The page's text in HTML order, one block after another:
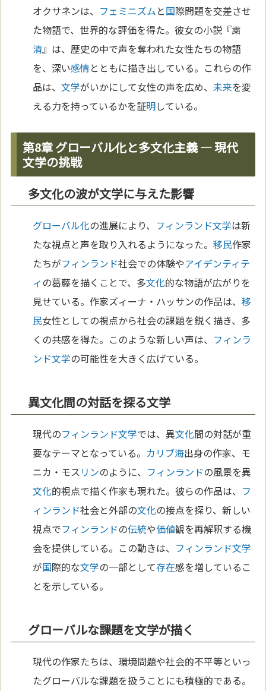
オクサネンは、 フェミニズムと国際問題を交差させ
た物語で、世界的な評価を得た。彼女の小説『粛
清』は、歴史の中で声を奪われた女性たちの物語
を、深い感情とともに描き出している。これらの作
品は、文学がいかにして女性の声を広め、未来を変
える力を持っているかを証明している。
第8章 グローバル化と多文化主義 ― 現代
文学の挑戦
多文化の波が文学に与えた影響
グローバル化の進展により、 フィンランド文学は新
たな視点と声を取り入れるようになった。移民作家
たちがフィンランド社会での体験やアイデンティテ
ィの葛藤を描くことで、多文化的な物語が広がりを
見せている。作家ズィーナ・ハッサンの作品は、移
民女性としての視点から社会の課題を鋭く描き、多
くの共感を得た。このような新しい声は、 フィンラ
ンド文学の可能性を大きく広げている。
異文化間の対話を探る文学
現代のフィンランド文学では、異文化間の対話が重
要なテーマとなっている。 カリブ海出身の作家、モ
ニカ・モスリンのように、 フィンランドの風景を異
文化的視点で描く作家も現れた。彼らの作品は、 フ
ィンランド社会と外部の文化の接点を探り、新しい
視点でフィンランドの伝統や価値観を再解釈する機
会を提供している。この動きは、 フィンランド文学
が国際的な文学の一部として存在感を増しているこ
とを示している。
グローバルな課題を文学が描く
現代の作家たちは、環境問題や社会的不平等といっ
たグローバルな課題を扱うことにも積極的である。